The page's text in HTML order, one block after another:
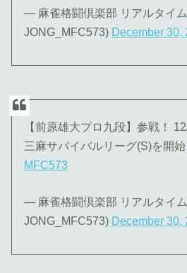
— 麻雀格闘倶楽部 リアルタイ
JONG_MFC573) December 30,
【前原雄大プロ九段】参戦！
三麻サバイバルリーグ(S)を開
MFC573
— 麻雀格闘倶楽部 リアルタイ
JONG_MFC573) December 30,